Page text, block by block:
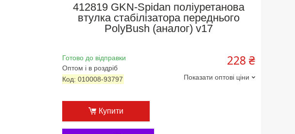
412819 GKN-Spidan поліуретанова
втулка стабілізатора переднього
PolyBush (аналог) v17
Готово до відправки
Оптом і в роздріб
Код: 010008-93797
228 ₴
Показати оптові ціни
Купити